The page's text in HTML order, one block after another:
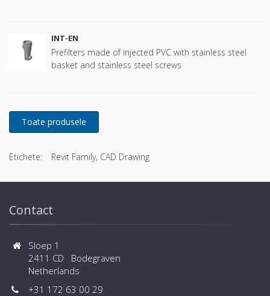
INT-EN
Prefilters made of injected PVC with stainless steel
basket and stainless steel screws
Etichete: Revit Family, CAD Drawing
Contact
Sloep 1
2411 CD Bodegraven
Netherlands
+31 172 63 00 29